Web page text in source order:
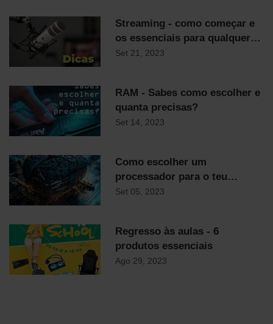
Streaming - como começar e
os essenciais para qualquer
streamer
Set 21, 2023
RAM - Sabes como escolher e
quanta precisas?
Set 14, 2023
Como escolher um
processador para o teu
computador
Set 05, 2023
Regresso às aulas - 6
produtos essenciais
Ago 29, 2023